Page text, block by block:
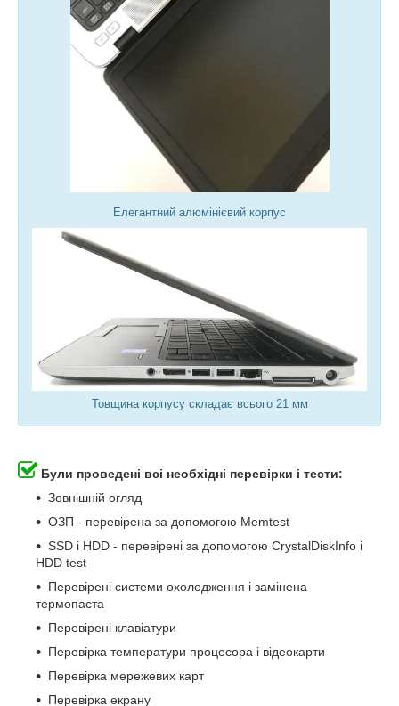
Елегантний алюмінієвий корпус
Товщина корпусу складає всього 21 мм
Були проведені всі необхідні перевірки і тести:
Зовнішній огляд
ОЗП - перевірена за допомогою Memtest
SSD і HDD - перевірені за допомогою CrystalDiskInfo і
HDD test
Перевірені системи охолодження і замінена
термопаста
Перевірені клавіатури
Перевірка температури процесора і відеокарти
Перевірка мережевих карт
Перевірка екрану